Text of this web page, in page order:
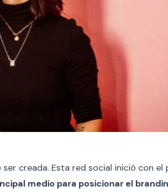
creada. Esta red social inició con
medio para posicionar el